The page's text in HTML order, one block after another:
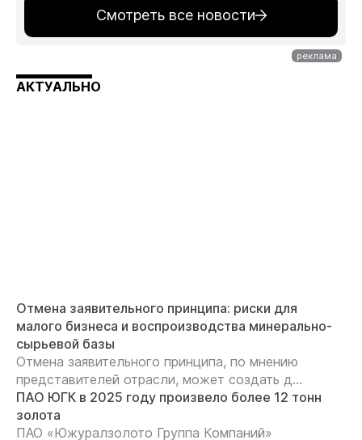
Смотреть все новости
АКТУАЛЬНО
Отмена заявительного принципа: риски для
малого бизнеса и воспроизводства минерально-
сырьевой базы
Отмена заявительного принципа, по мнению
представителей отрасли, может создать д...
ПАО ЮГК в 2025 году произвело более 12 тонн
золота
ПАО «Южуралзолото Группа Компаний»